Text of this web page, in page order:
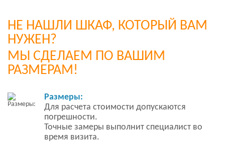
НЕ НАШЛИ ШКАФ, КОТОРЫЙ ВАМ
НУЖЕН?
МЫ СДЕЛАЕМ ПО ВАШИМ
РАЗМЕРАМ!
Размеры:
Для расчета стоимости допускаются
погрешности.
Точные замеры выполнит специалист во
время визита.